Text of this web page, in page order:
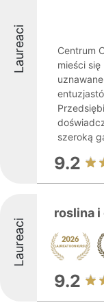
Laureaci
Centrum
mieści
szeroką
9.2
Laureaci
roslina i
9.2